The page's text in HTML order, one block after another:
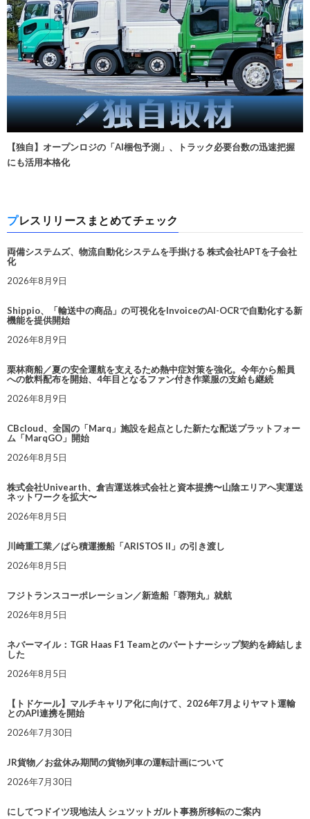
【独自】オープンロジの「AI梱包予測」、トラック必要台数の迅速把握
にも活用本格化
プレスリリースまとめてチェック
両備システムズ、物流自動化システムを手掛ける 株式会社APTを子会社
化
2026年8月9日
Shippio、「輸送中の商品」の可視化をInvoiceのAI-OCRで自動化する新
機能を提供開始
2026年8月9日
栗林商船／夏の安全運航を支えるため熱中症対策を強化。今年から船員
への飲料配布を開始、4年目となるファン付き作業服の支給も継続
2026年8月9日
CBcloud、全国の「Marq」施設を起点とした新たな配送プラットフォー
ム「MarqGO」開始
2026年8月5日
株式会社Univearth、倉吉運送株式会社と資本提携〜山陰エリアへ実運送
ネットワークを拡大〜
2026年8月5日
川崎重工業／ばら積運搬船「ARISTOS II」の引き渡し
2026年8月5日
フジトランスコーポレーション／新造船「蓉翔丸」就航
2026年8月5日
ネバーマイル：TGR Haas F1 Teamとのパートナーシップ契約を締結しま
した
2026年8月5日
【トドケール】マルチキャリア化に向けて、2026年7月よりヤマト運輸
とのAPI連携を開始
2026年7月30日
JR貨物／お盆休み期間の貨物列車の運転計画について
2026年7月30日
にしてつドイツ現地法人 シュツットガルト事務所移転のご案内